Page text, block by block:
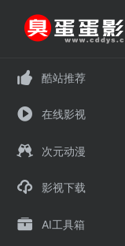
酷站推荐
在线影视
次元动漫
影视下载
AI工具箱